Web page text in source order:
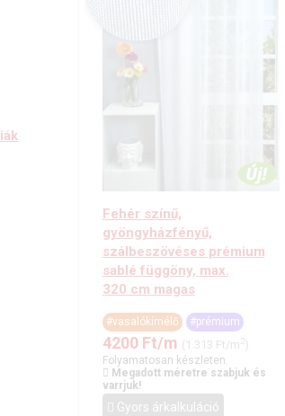
Fehér színű,
gyöngyházfényű,
szálbeszövéses prémium
sablé függöny, max.
320 cm magas
#vasalókímélő #prémium
4200 Ft/m (1.313 Ft/m2 )
Folyamatosan készleten.
Megadott méretre szabjuk és
varrjuk!
Gyors árkalkuláció